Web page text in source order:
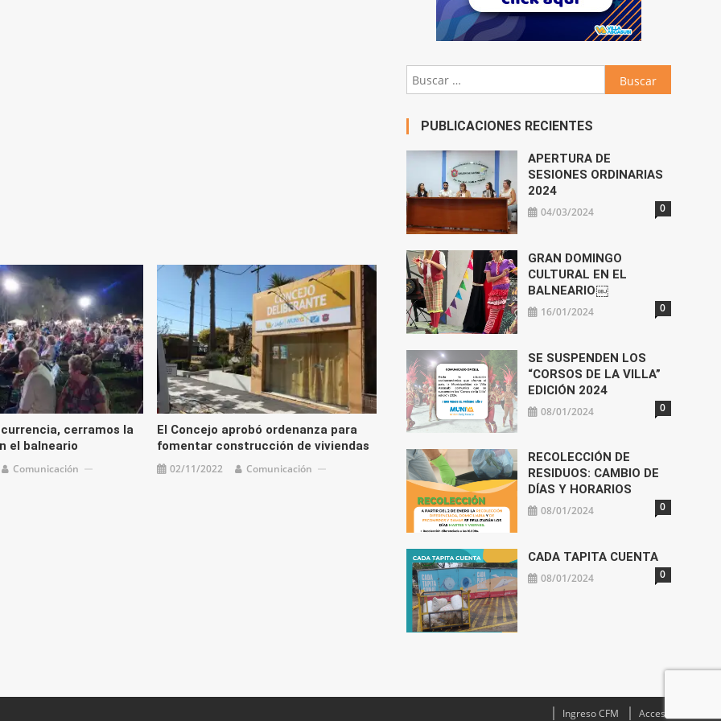
cerramos la
el balneario
Comunicación
El Concejo aprobó ordenanza para
fomentar construcción de viviendas
02/11/2022 Comunicación
Buscar:
PUBLICACIONES RECIENTES
APERTURA DE
SESIONES ORDINARIAS
2024
04/03/2024 0
GRAN DOMINGO
CULTURAL EN EL
BALNEARIO￼
16/01/2024 0
SE SUSPENDEN LOS
“CORSOS DE LA VILLA”
EDICIÓN 2024
08/01/2024 0
RECOLECCIÓN DE
RESIDUOS: CAMBIO DE
DÍAS Y HORARIOS
08/01/2024 0
CADA TAPITA CUENTA
08/01/2024 0
Ingreso CFM Acceso